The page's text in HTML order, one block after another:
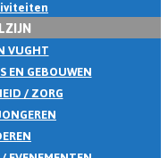
VUGHT
EN GEBOUWEN
/ ZORG